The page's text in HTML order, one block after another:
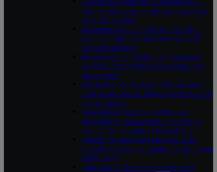
Tips för att navigera i kristallmässor och
välja rätt kristaller
Rengöring och Laddning av Kristaller –
Hur man håller sina kristaller rena och
energiskt laddade
Rosenkvarts för Kärlek och Relationer:
Utforska rosenkvartsens betydelse och
användning
Självkärlek och Kristaller: Vilka kristaller
som är bäst för att främja självkärlek och
självacceptans
Smaragdens Helande Krafter – En
djupdykning i smaragdens egenskaper
och hur den används i kristalläkning
Sömnförbättring med Kristaller: Vilka
kristaller som kan användas för att främja
bättre sömn
Turmalinens Skyddande Egenskaper